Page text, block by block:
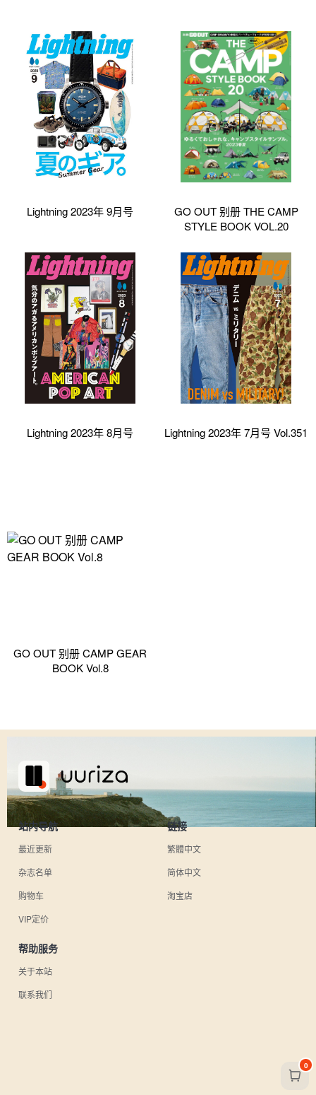
Lightning 2023年 9月号
GO OUT 别册 THE CAMP
STYLE BOOK VOL.20
Lightning 2023年 8月号 Lightning 2023年 7月号 Vol.351
GO OUT 别册 CAMP GEAR
BOOK Vol.8
站内导航
最近更新
杂志名单
购物车
VIP定价
链接
繁體中文
简体中文
淘宝店
帮助服务
关于本站
联系我们
0